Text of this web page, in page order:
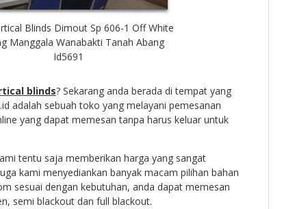
Blinds Dimout Sp 606-1 Off White
Manggala Wanabakti Tanah Abang
Id5691
blinds? Sekarang anda berada di tempat yang
adalah sebuah toko yang melayani pemesanan
yang dapat memesan tanpa harus keluar untuk
tentu saja memberikan harga yang sangat
kami menyediankan banyak macam pilihan bahan
sesuai dengan kebutuhan, anda dapat memesan
semi blackout dan full blackout.